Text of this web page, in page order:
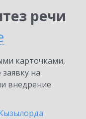
речи
карточками,
на
внедрение